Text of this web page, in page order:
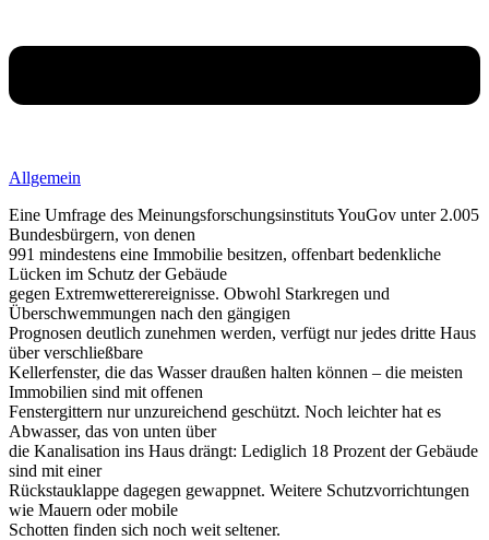
Allgemein
Eine Umfrage des Meinungsforschungsinstituts YouGov unter 2.005
Bundesbürgern, von denen
991 mindestens eine Immobilie besitzen, offenbart bedenkliche
Lücken im Schutz der Gebäude
gegen Extremwetterereignisse. Obwohl Starkregen und
Überschwemmungen nach den gängigen
Prognosen deutlich zunehmen werden, verfügt nur jedes dritte Haus
über verschließbare
Kellerfenster, die das Wasser draußen halten können – die meisten
Immobilien sind mit offenen
Fenstergittern nur unzureichend geschützt. Noch leichter hat es
Abwasser, das von unten über
die Kanalisation ins Haus drängt: Lediglich 18 Prozent der Gebäude
sind mit einer
Rückstauklappe dagegen gewappnet. Weitere Schutzvorrichtungen
wie Mauern oder mobile
Schotten finden sich noch weit seltener.